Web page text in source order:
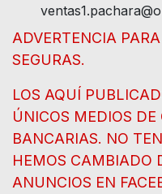
ADVERTENCIA
SEGURAS.
LOS AQUÍ
ÚNICOS MEDIOS
BANCARIAS. NO
HEMOS CAMBIADO
ANUNCIOS EN